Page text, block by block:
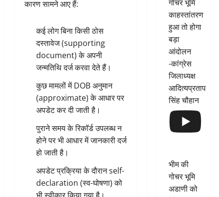
कारण सामने आए हैं:
कई लोग बिना किसी ठोस
दस्तावेज (supporting
document) के अपनी
जन्मतिथि दर्ज करवा देते हैं।
कुछ मामलों में DOB अनुमान
(approximate) के आधार पर
अपडेट कर दी जाती है।
पुराने समय के रिकॉर्ड उपलब्ध न
होने पर भी आधार में जानकारी दर्ज
हो जाती है।
अपडेट प्रक्रिया के दौरान self-
declaration (स्व-घोषणा) को
गोचर भूमि
काहस्तांतरण
हुआ तो होगा
बड़ा
आंदोलन
-कांग्रेस
जिलाध्यक्ष
आदित्यप्रताप
सिंह चौहान
भीम की
गोचर भूमि
अडाणी को